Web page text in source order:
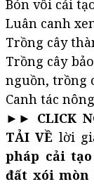
Bón vôi cải
Luân canh
Trồng cây
Trồng cây
nguồn, trồng
Canh tác
►► CLICK
TẢI VỀ lời
pháp cải
đất xói